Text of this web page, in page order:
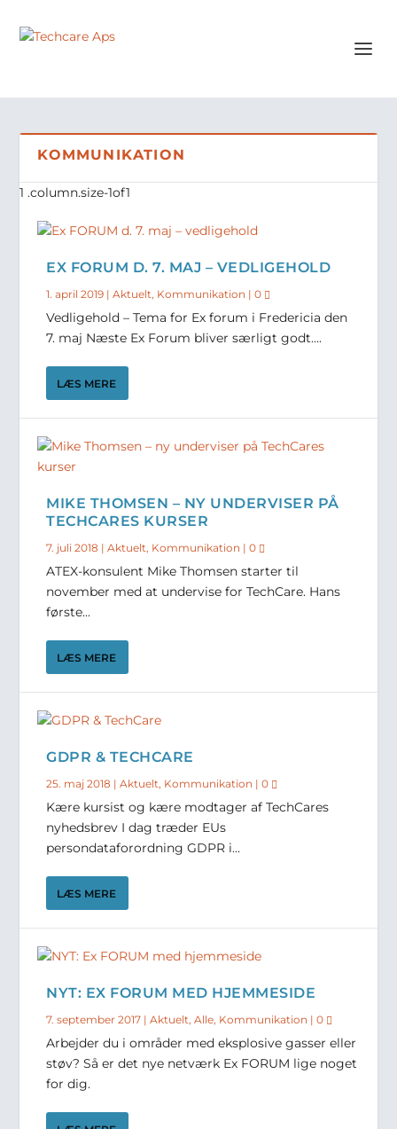
KOMMUNIKATION
EX FORUM D. 7. MAJ – VEDLIGEHOLD
1. april 2019 |Aktuelt, Kommunikation |0
Vedligehold – Tema for Ex forum i Fredericia den
7. maj Næste Ex Forum bliver særligt godt....
LÆS MERE
MIKE THOMSEN – NY UNDERVISER PÅ
TECHCARES KURSER
7. juli 2018 |Aktuelt, Kommunikation |0
ATEX-konsulent Mike Thomsen starter til
november med at undervise for TechCare. Hans
første...
LÆS MERE
GDPR & TECHCARE
25. maj 2018 |Aktuelt, Kommunikation |0
Kære kursist og kære modtager af TechCares
nyhedsbrev I dag træder EUs
persondataforordning GDPR i...
LÆS MERE
NYT: EX FORUM MED HJEMMESIDE
7. september 2017 |Aktuelt,Alle, Kommunikation |0
Arbejder du i områder med eksplosive gasser eller
støv? Så er det nye netværk Ex FORUM lige noget
for dig.